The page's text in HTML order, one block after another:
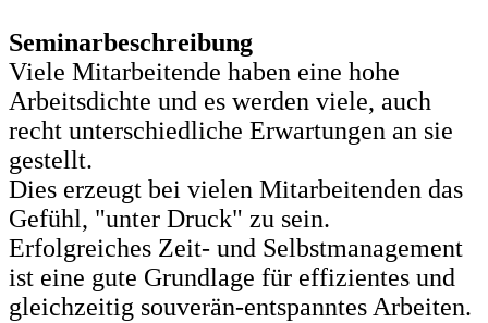
Seminarbeschreibung
Viele Mitarbeitende haben eine hohe
Arbeitsdichte und es werden viele, auch
recht unterschiedliche Erwartungen an sie
gestellt.
Dies erzeugt bei vielen Mitarbeitenden das
Gefühl, "unter Druck" zu sein.
Erfolgreiches Zeit- und Selbstmanagement
ist eine gute Grundlage für effizientes und
gleichzeitig souverän-entspanntes Arbeiten.